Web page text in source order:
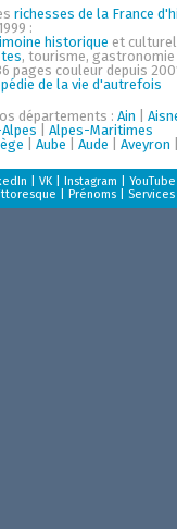
richesses de la France
:
historique et
, tourisme, gastronomie
pages couleur depuis
de la vie d'autrefois
départements :Ain |
Alpes-Maritimes
|Aube |Aude |Aveyron
|VK |Instagram |YouTube
|Prénoms Services